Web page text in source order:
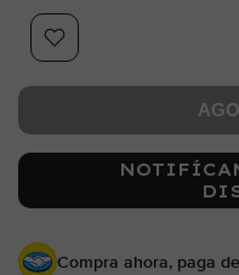
Compra ahora, paga